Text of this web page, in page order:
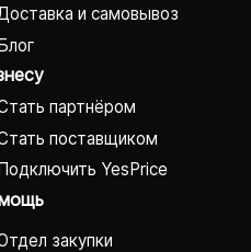
и самовывоз
партнёром
поставщиком
YesPrice
закупки